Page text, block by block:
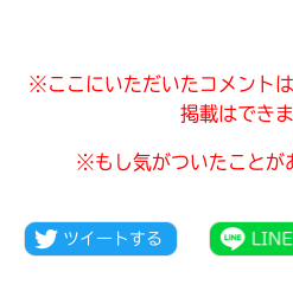
※ここにいただいたコメント
掲載はできま
※もし気がついたことが